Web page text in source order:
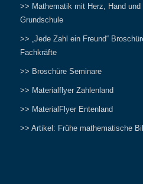
>> Mathematik mit Herz, Hand
Grundschule
>> „Jede Zahl ein Freund“
Fachkräfte
>> Broschüre Seminare
>> Materialflyer Zahlenland
>> MaterialFlyer Entenland
>> Artikel: Frühe mathematische